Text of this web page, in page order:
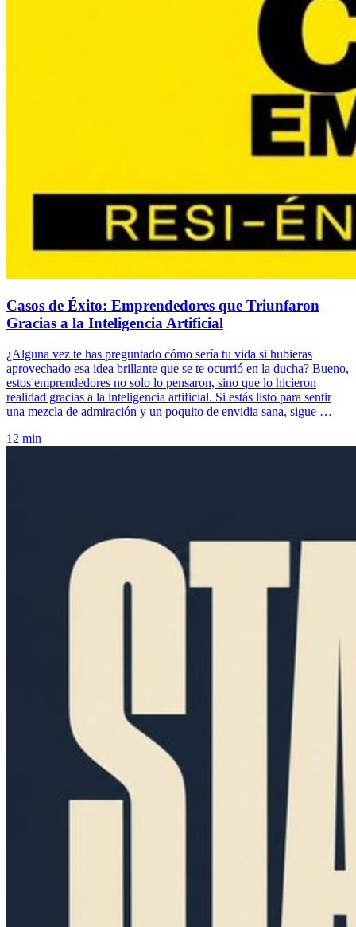
Casos de Éxito: Emprendedores que Triunfaron
Gracias a la Inteligencia Artificial
¿Alguna vez te has preguntado cómo sería tu vida si hubieras
aprovechado esa idea brillante que se te ocurrió en la ducha? Bueno,
estos emprendedores no solo lo pensaron, sino que lo hicieron
realidad gracias a la inteligencia artificial. Si estás listo para sentir
una mezcla de admiración y un poquito de envidia sana, sigue …
12 min